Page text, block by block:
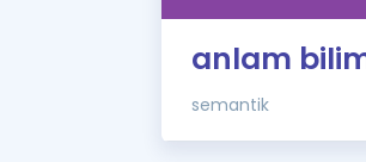
anlam
semantik